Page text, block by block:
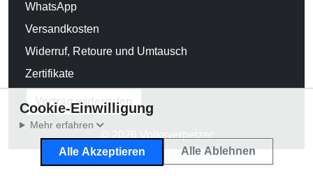
WhatsApp
Versandkosten
Widerruf, Retoure und Umtausch
Zertifikate
Vertrag widerrufen
© 2026 Volksverpetzer
Cookie-Einwilligung
Mehr erfahren
Alle Akzeptieren Alle Ablehnen